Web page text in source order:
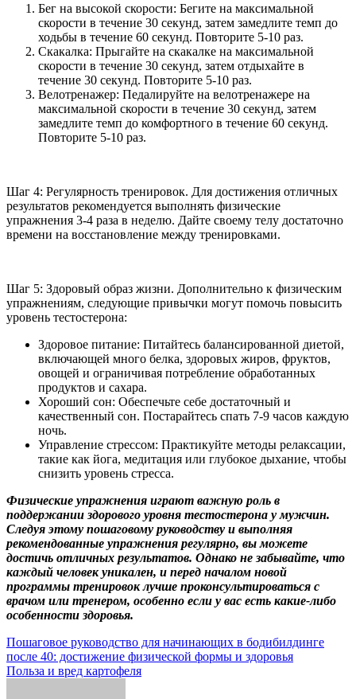
Бег на высокой скорости: Бегите на максимальной
скорости в течение 30 секунд, затем замедлите темп до
ходьбы в течение 60 секунд. Повторите 5-10 раз.
Скакалка: Прыгайте на скакалке на максимальной
скорости в течение 30 секунд, затем отдыхайте в
течение 30 секунд. Повторите 5-10 раз.
Велотренажер: Педалируйте на велотренажере на
максимальной скорости в течение 30 секунд, затем
замедлите темп до комфортного в течение 60 секунд.
Повторите 5-10 раз.
Шаг 4: Регулярность тренировок. Для достижения отличных
результатов рекомендуется выполнять физические
упражнения 3-4 раза в неделю. Дайте своему телу достаточно
времени на восстановление между тренировками.
Шаг 5: Здоровый образ жизни. Дополнительно к физическим
упражнениям, следующие привычки могут помочь повысить
уровень тестостерона:
Здоровое питание: Питайтесь балансированной диетой,
включающей много белка, здоровых жиров, фруктов,
овощей и ограничивая потребление обработанных
продуктов и сахара.
Хороший сон: Обеспечьте себе достаточный и
качественный сон. Постарайтесь спать 7-9 часов каждую
ночь.
Управление стрессом: Практикуйте методы релаксации,
такие как йога, медитация или глубокое дыхание, чтобы
снизить уровень стресса.
Физические упражнения играют важную роль в
поддержании здорового уровня тестостерона у мужчин.
Следуя этому пошаговому руководству и выполняя
рекомендованные упражнения регулярно, вы можете
достичь отличных результатов. Однако не забывайте, что
каждый человек уникален, и перед началом новой
программы тренировок лучше проконсультироваться с
врачом или тренером, особенно если у вас есть какие-либо
особенности здоровья.
Навигация
по
Пошаговое руководство для начинающих в бодибилдинге
после 40: достижение физической формы и здоровья
Польза и вред картофеля